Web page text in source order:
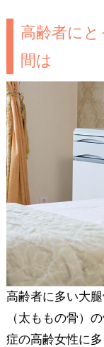
高齢者に
間は
高齢者に多い大
（太ももの骨）
症の高齢女性に